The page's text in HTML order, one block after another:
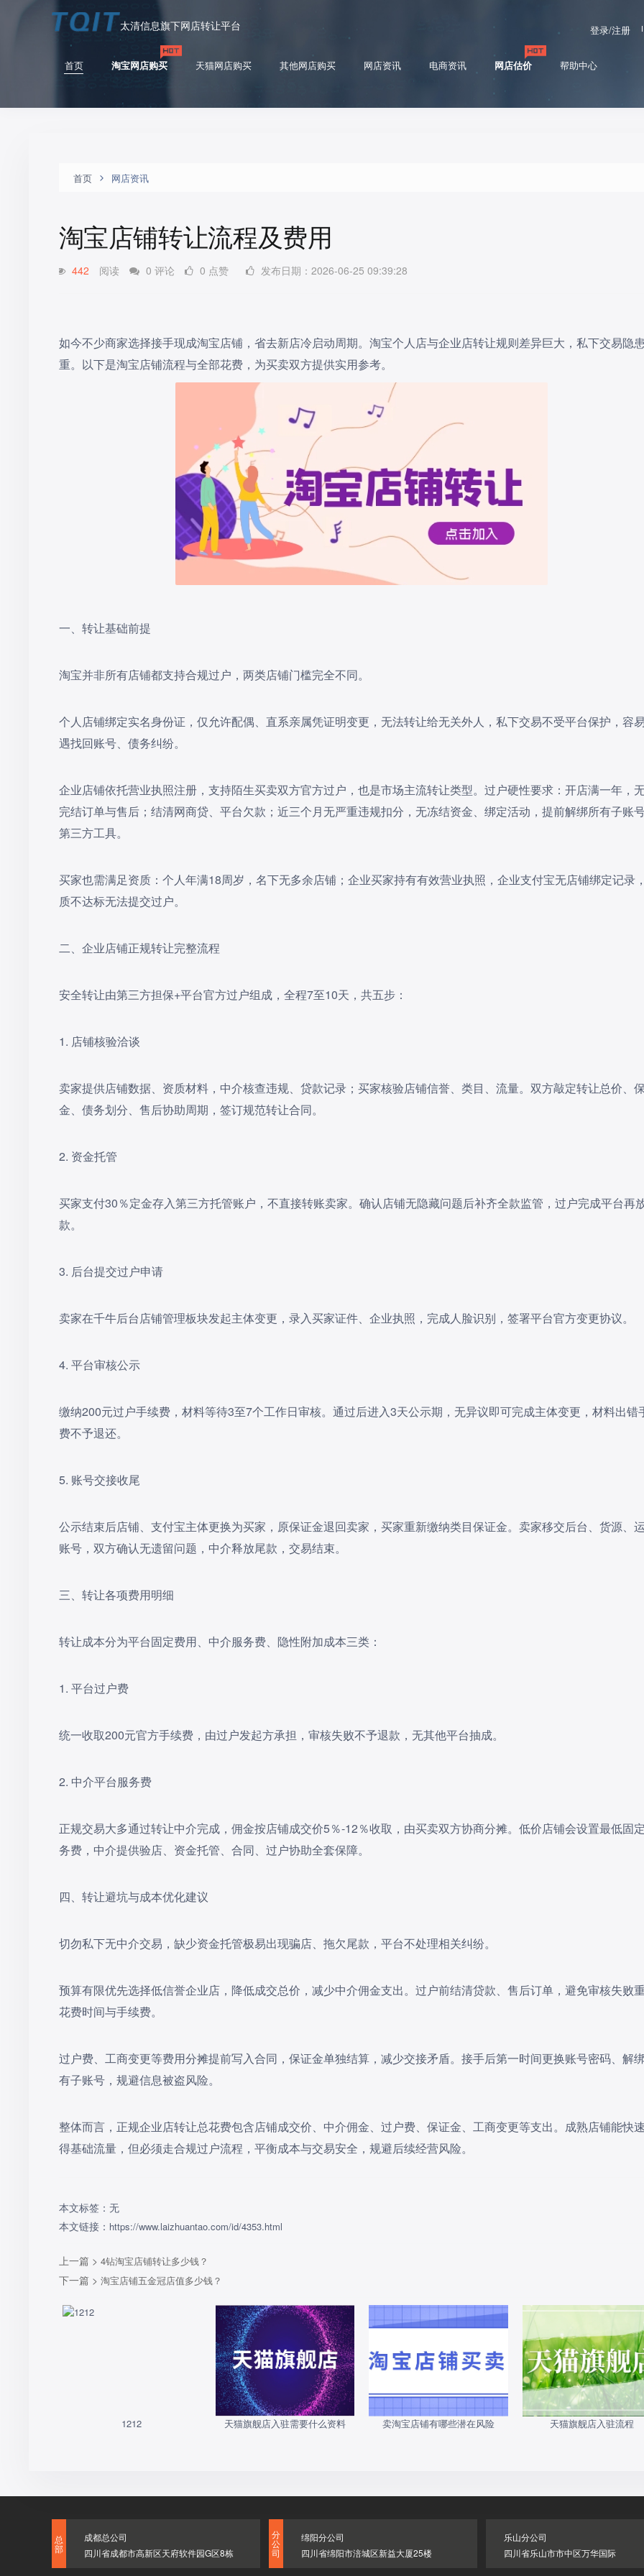
太清信息旗下网店转让平台 登录/注册
首页 淘宝网店购买 天猫网店购买 其他网店购买 网店资讯 电商资讯 网店估价 帮助中心
首页 网店资讯
淘宝店铺转让流程及费用
442 阅读 0 评论 0 点赞 发布日期：2026-06-25 09:39:28
如今不少商家选择接手现成淘宝店铺，省去新店冷启动周期。淘宝个人店与企业店转让规则差异巨大，私下交易隐
重。以下是淘宝店铺流程与全部花费，为买卖双方提供实用参考。
一、转让基础前提
淘宝并非所有店铺都支持合规过户，两类店铺门槛完全不同。
个人店铺绑定实名身份证，仅允许配偶、直系亲属凭证明变更，无法转让给无关外人，私下交易不受平台保护，容
遇找回账号、债务纠纷。
企业店铺依托营业执照注册，支持陌生买卖双方官方过户，也是市场主流转让类型。过户硬性要求：开店满一年，
完结订单与售后；结清网商贷、平台欠款；近三个月无严重违规扣分，无冻结资金、绑定活动，提前解绑所有子账
第三方工具。
买家也需满足资质：个人年满18周岁，名下无多余店铺；企业买家持有有效营业执照，企业支付宝无店铺绑定记录
质不达标无法提交过户。
二、企业店铺正规转让完整流程
安全转让由第三方担保+平台官方过户组成，全程7至10天，共五步：
1. 店铺核验洽谈
卖家提供店铺数据、资质材料，中介核查违规、贷款记录；买家核验店铺信誉、类目、流量。双方敲定转让总价、
金、债务划分、售后协助周期，签订规范转让合同。
2. 资金托管
买家支付30％定金存入第三方托管账户，不直接转账卖家。确认店铺无隐藏问题后补齐全款监管，过户完成平台再
款。
3. 后台提交过户申请
卖家在千牛后台店铺管理板块发起主体变更，录入买家证件、企业执照，完成人脸识别，签署平台官方变更协议。
4. 平台审核公示
缴纳200元过户手续费，材料等待3至7个工作日审核。通过后进入3天公示期，无异议即可完成主体变更，材料出错
费不予退还。
5. 账号交接收尾
公示结束后店铺、支付宝主体更换为买家，原保证金退回卖家，买家重新缴纳类目保证金。卖家移交后台、货源、
账号，双方确认无遗留问题，中介释放尾款，交易结束。
三、转让各项费用明细
转让成本分为平台固定费用、中介服务费、隐性附加成本三类：
1. 平台过户费
统一收取200元官方手续费，由过户发起方承担，审核失败不予退款，无其他平台抽成。
2. 中介平台服务费
正规交易大多通过转让中介完成，佣金按店铺成交价5％-12％收取，由买卖双方协商分摊。低价店铺会设置最低固
务费，中介提供验店、资金托管、合同、过户协助全套保障。
四、转让避坑与成本优化建议
切勿私下无中介交易，缺少资金托管极易出现骗店、拖欠尾款，平台不处理相关纠纷。
预算有限优先选择低信誉企业店，降低成交总价，减少中介佣金支出。过户前结清贷款、售后订单，避免审核失败
花费时间与手续费。
过户费、工商变更等费用分摊提前写入合同，保证金单独结算，减少交接矛盾。接手后第一时间更换账号密码、解
有子账号，规避信息被盗风险。
整体而言，正规企业店转让总花费包含店铺成交价、中介佣金、过户费、保证金、工商变更等支出。成熟店铺能快
得基础流量，但必须走合规过户流程，平衡成本与交易安全，规避后续经营风险。
本文标签：无
本文链接： https://www.laizhuantao.com/id/4353.html
上一篇 > 4钻淘宝店铺转让多少钱？
下一篇 > 淘宝店铺五金冠店值多少钱？
1212 天猫旗舰店入驻需要什么资料 卖淘宝店铺有哪些潜在风险 天猫旗舰店入驻流程
总
部
成都总公司
四川省成都市高新区天府软件园G区8栋
分
公
司
绵阳分公司
四川省绵阳市涪城区新益大厦25楼
乐山分公司
四川省乐山市市中区万华国际